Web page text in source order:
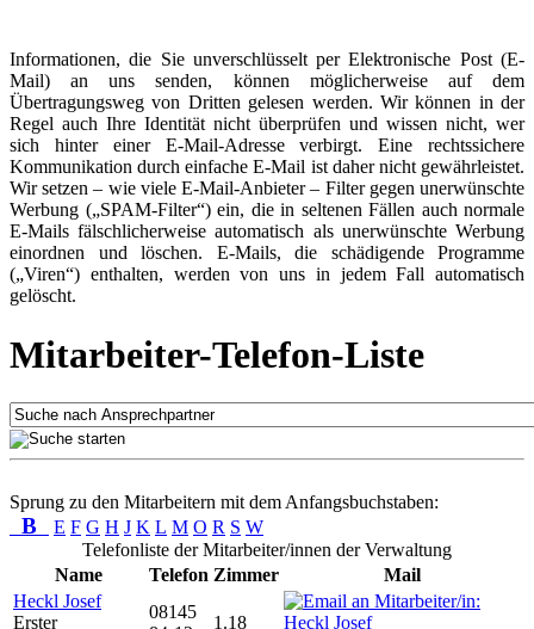
Informationen, die Sie unverschlüsselt per Elektronische Post (E-
Mail) an uns senden, können möglicherweise auf dem
Übertragungsweg von Dritten gelesen werden. Wir können in der
Regel auch Ihre Identität nicht überprüfen und wissen nicht, wer
sich hinter einer E-Mail-Adresse verbirgt. Eine rechtssichere
Kommunikation durch einfache E-Mail ist daher nicht gewährleistet.
Wir setzen – wie viele E-Mail-Anbieter – Filter gegen unerwünschte
Werbung („SPAM-Filter“) ein, die in seltenen Fällen auch normale
E-Mails fälschlicherweise automatisch als unerwünschte Werbung
einordnen und löschen. E-Mails, die schädigende Programme
(„Viren“) enthalten, werden von uns in jedem Fall automatisch
gelöscht.
Mitarbeiter-Telefon-Liste
Sprung zu den Mitarbeitern mit dem Anfangsbuchstaben:
B E F G H J K L M O R S W
Telefonliste der Mitarbeiter/innen der Verwaltung
Name
Telefon Zimmer
Mail
Heckl Josef
Erster
08145
1.18